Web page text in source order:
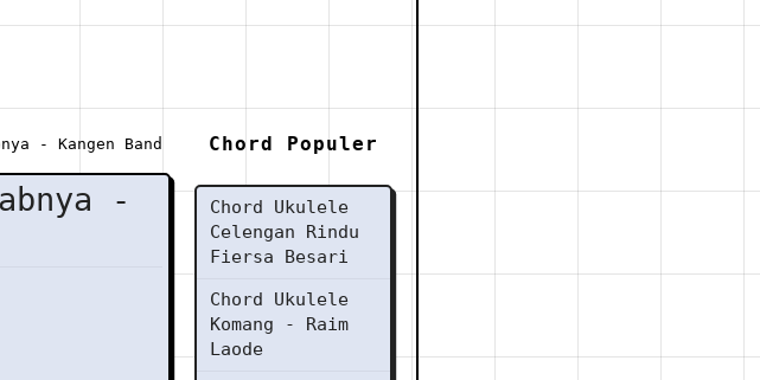
- Kangen Band
-
Chord Populer
Chord Ukulele
Celengan Rindu
Fiersa Besari
Chord Ukulele
Komang - Raim
Laode